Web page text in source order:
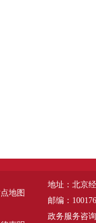
地图
地址：北京
邮编：100176
政务服务咨